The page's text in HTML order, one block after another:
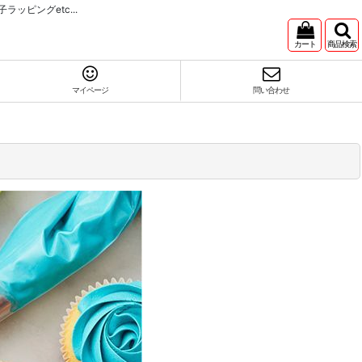
ラッピングetc...
カート 商品検索
マイページ 問い合わせ